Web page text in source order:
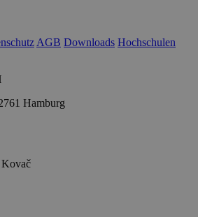
AGB Downloads Hochschulen
Hamburg